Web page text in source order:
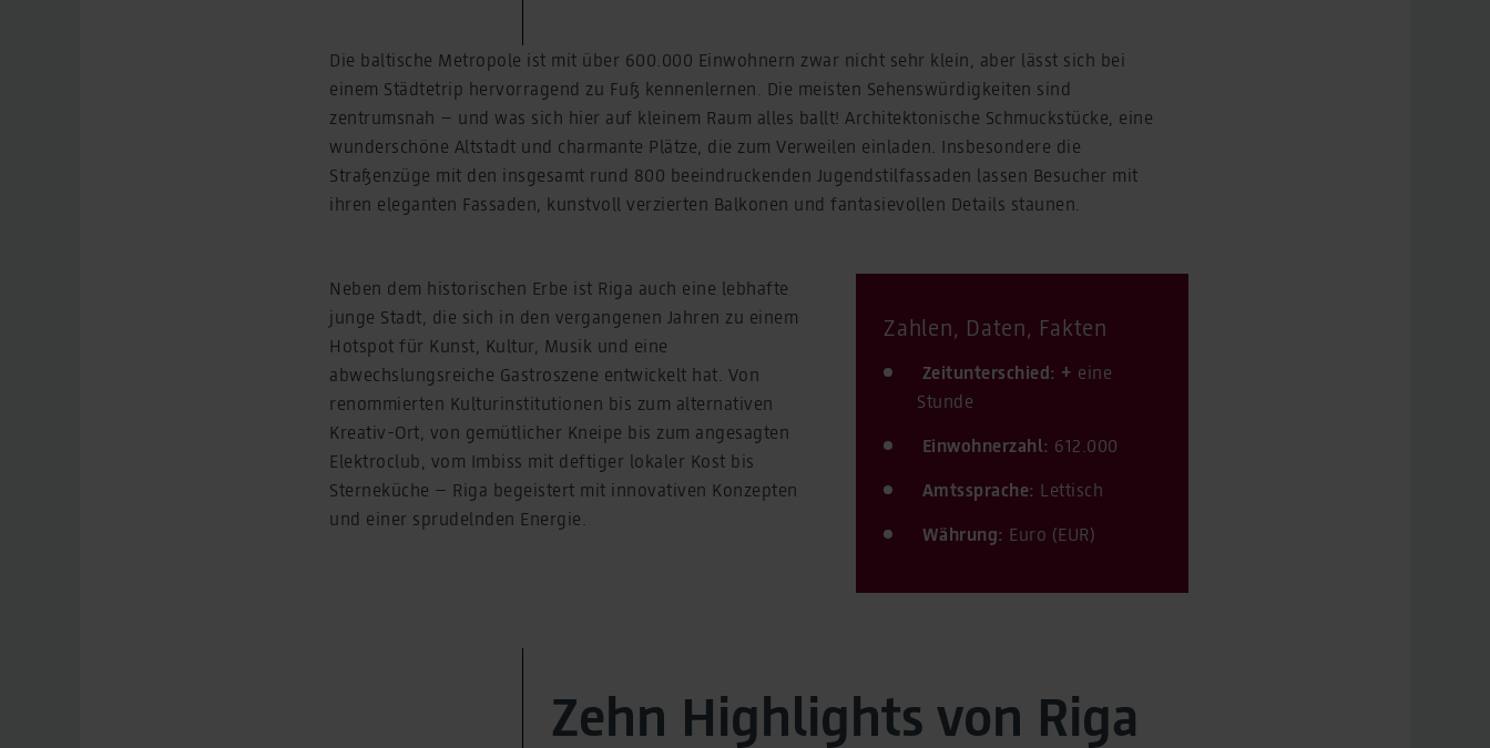
Die baltische Metropole ist mit über 600.000 Einwohnern zwar nicht sehr klein, aber lässt sich bei
einem Städtetrip hervorragend zu Fuß kennenlernen. Die meisten Sehenswürdigkeiten sind
zentrumsnah – und was sich hier auf kleinem Raum alles ballt! Architektonische Schmuckstücke, eine
wunderschöne Altstadt und charmante Plätze, die zum Verweilen einladen. Insbesondere die
Straßenzüge mit den insgesamt rund 800 beeindruckenden Jugendstilfassaden lassen Besucher mit
ihren eleganten Fassaden, kunstvoll verzierten Balkonen und fantasievollen Details staunen.
Neben dem historischen Erbe ist Riga auch eine lebhafte
junge Stadt, die sich in den vergangenen Jahren zu einem
Hotspot für Kunst, Kultur, Musik und eine
abwechslungsreiche Gastroszene entwickelt hat. Von
renommierten Kulturinstitutionen bis zum alternativen
Kreativ-Ort, von gemütlicher Kneipe bis zum angesagten
Elektroclub, vom Imbiss mit deftiger lokaler Kost bis
Sterneküche – Riga begeistert mit innovativen Konzepten
und einer sprudelnden Energie.
Zahlen, Daten, Fakten
Zeitunterschied: + eine
Stunde
Einwohnerzahl: 612.000
Amtssprache: Lettisch
Währung: Euro (EUR)
Zehn Highlights von Riga